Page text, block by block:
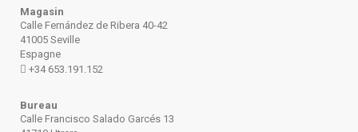
Magasin
Calle Fernández de Ribera 40-42
41005 Seville
Espagne
+34 653.191.152
Bureau
Calle Francisco Salado Garcés 13